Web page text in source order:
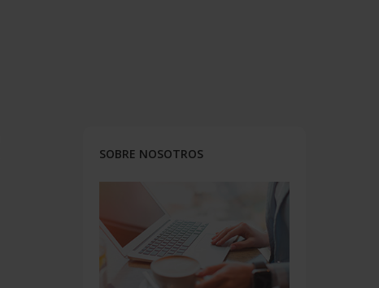
SOBRE NOSOTROS